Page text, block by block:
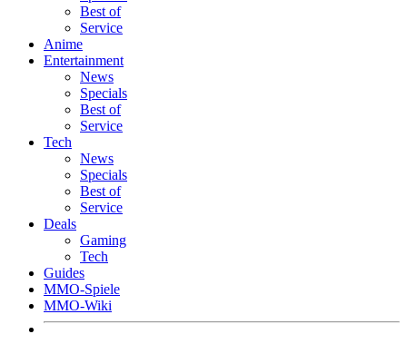
Best of
Service
Anime
Entertainment
News
Specials
Best of
Service
Tech
News
Specials
Best of
Service
Deals
Gaming
Tech
Guides
MMO-Spiele
MMO-Wiki